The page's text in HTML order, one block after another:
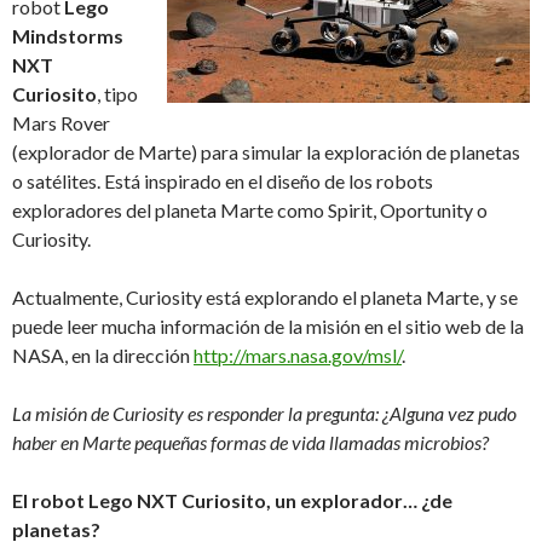
robot Lego
Mindstorms
NXT
Curiosito, tipo
Mars Rover
(explorador de Marte) para simular la exploración de planetas
o satélites. Está inspirado en el diseño de los robots
exploradores del planeta Marte como Spirit, Oportunity o
Curiosity.
Actualmente, Curiosity está explorando el planeta Marte, y se
puede leer mucha información de la misión en el sitio web de la
NASA, en la direcciónhttp://mars.nasa.gov/msl/.
La misión de Curiosity es responder la pregunta: ¿Alguna vez pudo
haber en Marte pequeñas formas de vida llamadas microbios?
El robot Lego NXT Curiosito, un explorador… ¿de
planetas?